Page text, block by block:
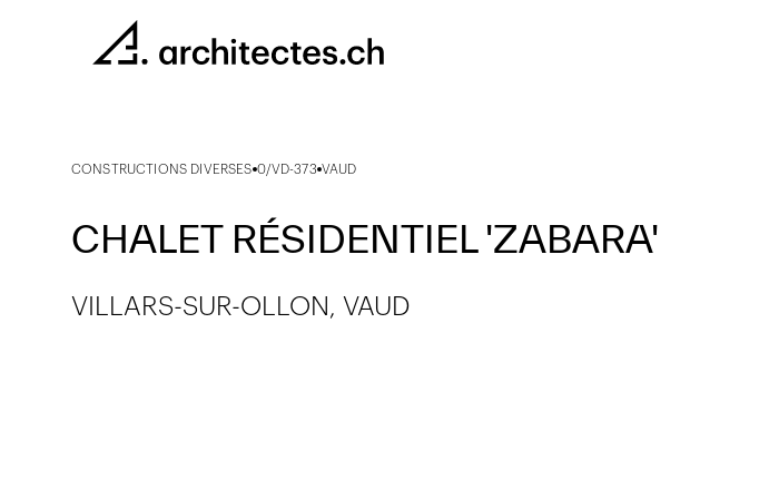
CONSTRUCTIONS DIVERSES 0/VD-373 VAUD
CHALET RÉSIDENTIEL 'ZABARA'
VILLARS-SUR-OLLON, VAUD